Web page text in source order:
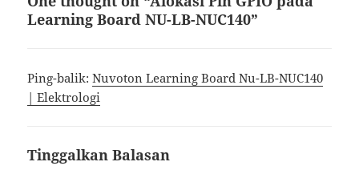
Learning Board NU-LB-NUC140”
Ping-balik:Nuvoton Learning Board Nu-LB-NUC140
| Elektrologi
Tinggalkan Balasan